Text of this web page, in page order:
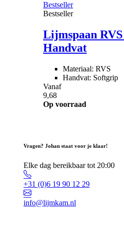
Bestseller
Bestseller
Lijmspaan
Handvat
Materiaal: RVS
Handvat: Softgrip
Vanaf
9,68
Op voorraad
Vragen? Johan staat voor je klaar!
Elke dag bereikbaar tot 20:00
+31 (0)6 19 90 12 29
info@lijmkam.nl